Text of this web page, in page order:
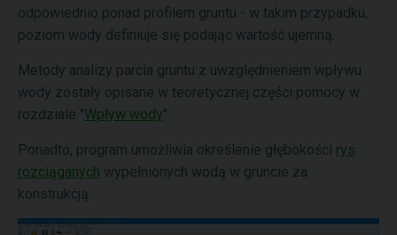
odpowiednio ponad profilem gruntu - w takim przypadku,
poziom wody definiuje się podając wartość ujemną.
Metody analizy parcia gruntu z uwzględnieniem wpływu
wody zostały opisane w teoretycznej części pomocy w
rozdziale "Wpływ wody".
Ponadto, program umożliwia określenie głębokości rys
rozciąganych wypełnionych wodą w gruncie za
konstrukcją.